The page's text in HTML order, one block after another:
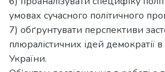
умовах сучасного політичного
7) обґрунтувати перспективи
плюралістичних ідей демократії
України.